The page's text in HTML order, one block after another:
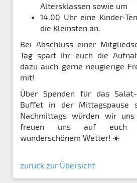
Altersklassen sowie um
14.00 Uhr eine Kinder-
die Kleinsten an.
Bei Abschluss einer
Tag spart Ihr euch die
dazu auch gerne neugierige
mit!
Über Spenden für das
Buffet in der Mittagspause
Nachmittags würden wir
freuen uns auf euch
wunderschönem Wetter! ☀️
zurück zur Übersicht